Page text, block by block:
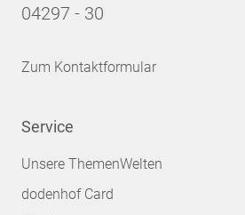
04297 - 30
Zum Kontaktformular
Service
Unsere ThemenWelten
dodenhof Card